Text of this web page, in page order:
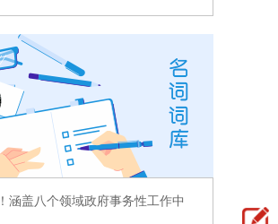
盖八个领域政府事务性工作中